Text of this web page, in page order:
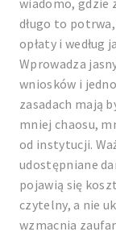
wiadomo, gdzie
długo to
opłaty i według
Wprowadza
wniosków i
zasadach mają
mniej chaosu,
od instytucji.
udostępniane
pojawią się
czytelny, a nie
wzmacnia